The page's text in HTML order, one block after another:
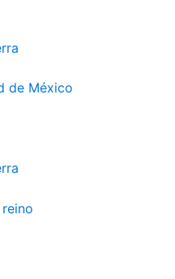
de México